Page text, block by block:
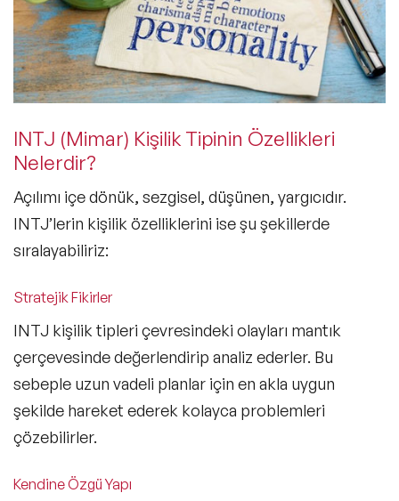
INTJ (Mimar) Kişilik Tipinin Özellikleri
Nelerdir?
Açılımı içe dönük, sezgisel, düşünen, yargıcıdır.
INTJ’lerin kişilik özelliklerini ise şu şekillerde
sıralayabiliriz:
Stratejik Fikirler
INTJ kişilik tipleri çevresindeki olayları mantık
çerçevesinde değerlendirip analiz ederler. Bu
sebeple uzun vadeli planlar için en akla uygun
şekilde hareket ederek kolayca problemleri
çözebilirler.
Kendine Özgü Yapı